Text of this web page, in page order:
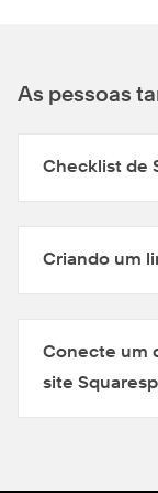
As pessoas
Checklist de
Criando um
Conecte um
site